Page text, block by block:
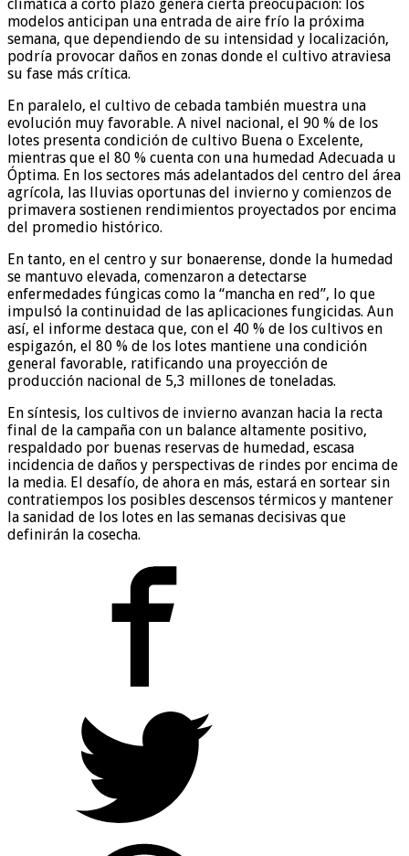
climática a corto plazo genera cierta preocupación: los
modelos anticipan una entrada de aire frío la próxima
semana, que dependiendo de su intensidad y localización,
podría provocar daños en zonas donde el cultivo atraviesa
su fase más crítica.
En paralelo, el cultivo de cebada también muestra una
evolución muy favorable. A nivel nacional, el 90 % de los
lotes presenta condición de cultivo Buena o Excelente,
mientras que el 80 % cuenta con una humedad Adecuada u
Óptima. En los sectores más adelantados del centro del área
agrícola, las lluvias oportunas del invierno y comienzos de
primavera sostienen rendimientos proyectados por encima
del promedio histórico.
En tanto, en el centro y sur bonaerense, donde la humedad
se mantuvo elevada, comenzaron a detectarse
enfermedades fúngicas como la “mancha en red”, lo que
impulsó la continuidad de las aplicaciones fungicidas. Aun
así, el informe destaca que, con el 40 % de los cultivos en
espigazón, el 80 % de los lotes mantiene una condición
general favorable, ratificando una proyección de
producción nacional de 5,3 millones de toneladas.
En síntesis, los cultivos de invierno avanzan hacia la recta
final de la campaña con un balance altamente positivo,
respaldado por buenas reservas de humedad, escasa
incidencia de daños y perspectivas de rindes por encima de
la media. El desafío, de ahora en más, estará en sortear sin
contratiempos los posibles descensos térmicos y mantener
la sanidad de los lotes en las semanas decisivas que
definirán la cosecha.